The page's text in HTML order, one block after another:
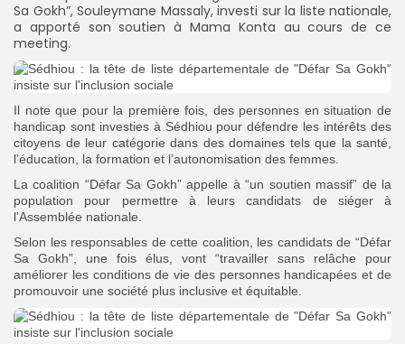
Sa Gokh”, Souleymane Massaly, investi sur la liste nationale,
a apporté son soutien à Mama Konta au cours de ce
meeting.
Il note que pour la première fois, des personnes en situation de
handicap sont investies à Sédhiou pour défendre les intérêts des
citoyens de leur catégorie dans des domaines tels que la santé,
l’éducation, la formation et l’autonomisation des femmes.
La coalition “Défar Sa Gokh” appelle à “un soutien massif” de la
population pour permettre à leurs candidats de siéger à
l’Assemblée nationale.
Selon les responsables de cette coalition, les candidats de “Défar
Sa Gokh”, une fois élus, vont “travailler sans relâche pour
améliorer les conditions de vie des personnes handicapées et de
promouvoir une société plus inclusive et équitable.